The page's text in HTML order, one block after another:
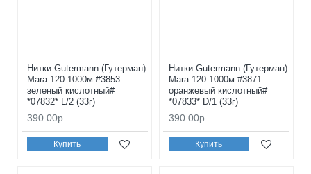
Нитки Gutermann (Гутерман)
Mara 120 1000м #3853
зеленый кислотный#
*07832* L/2 (33г)
390.00р.
Купить
Нитки Gutermann (Гутерман)
Mara 120 1000м #3871
оранжевый кислотный#
*07833* D/1 (33г)
390.00р.
Купить